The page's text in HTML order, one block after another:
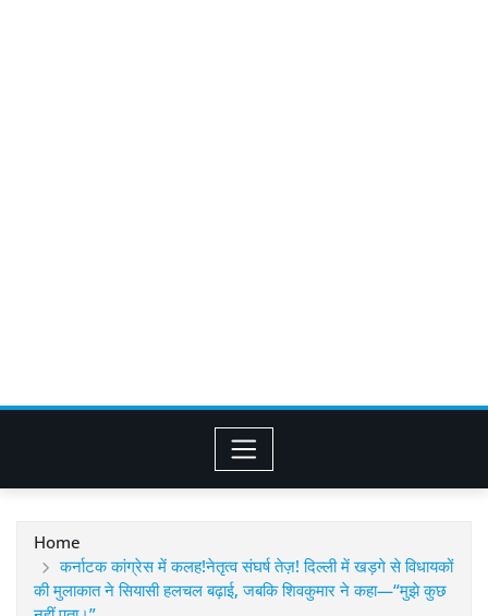
Home
कर्नाटक कांग्रेस में कलह!नेतृत्व संघर्ष तेज़! दिल्ली में खड़गे से विधायकों
की मुलाकात ने सियासी हलचल बढ़ाई, जबकि शिवकुमार ने कहा—“मुझे कुछ